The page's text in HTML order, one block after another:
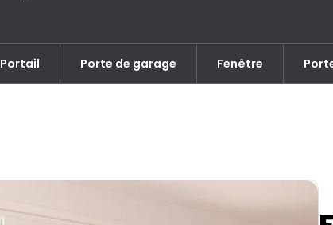
Portail Porte de garage Fenêtre